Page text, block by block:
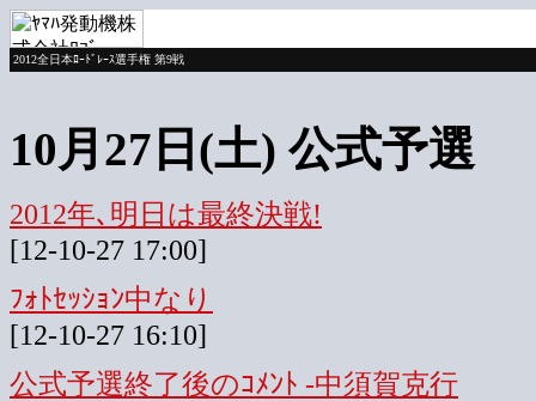
2012全日本ﾛｰﾄﾞﾚｰｽ選手権 第9戦
10月27日(土) 公式予選
2012年､明日は最終決戦!
[12-10-27 17:00]
ﾌｫﾄｾｯｼｮﾝ中なり
[12-10-27 16:10]
公式予選終了後のｺﾒﾝﾄ -中須賀克行